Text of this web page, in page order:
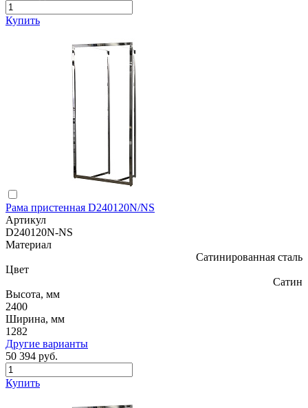
Купить
Рама пристенная D240120N/NS
Артикул
D240120N-NS
Материал
Сатинированная сталь
Цвет
Сатин
Высота, мм
2400
Ширина, мм
1282
Другие варианты
50 394 руб.
Купить